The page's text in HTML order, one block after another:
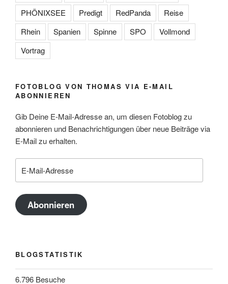
PHÖNIXSEE
Predigt RedPanda
Reise
Rhein
Spanien Spinne SPO
Vollmond
Vortrag
FOTOBLOG VON THOMAS VIA E-MAIL
ABONNIEREN
Gib Deine E-Mail-Adresse an, um diesen Fotoblog zu
abonnieren und Benachrichtigungen über neue Beiträge via
E-Mail zu erhalten.
Mail-
Abonnieren
BLOGSTATISTIK
6.796 Besuche